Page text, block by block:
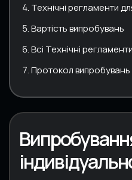
Технічні регламенти
Вартість випробувань
Всі Технічні регламенти
Протокол випробувань